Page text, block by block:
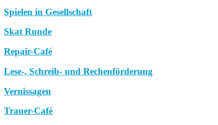
Spielen in Gesellschaft
Skat Runde
Repair-Café
Lese-, Schreib- und Rechenförderung
Vernissagen
Trauer-Café